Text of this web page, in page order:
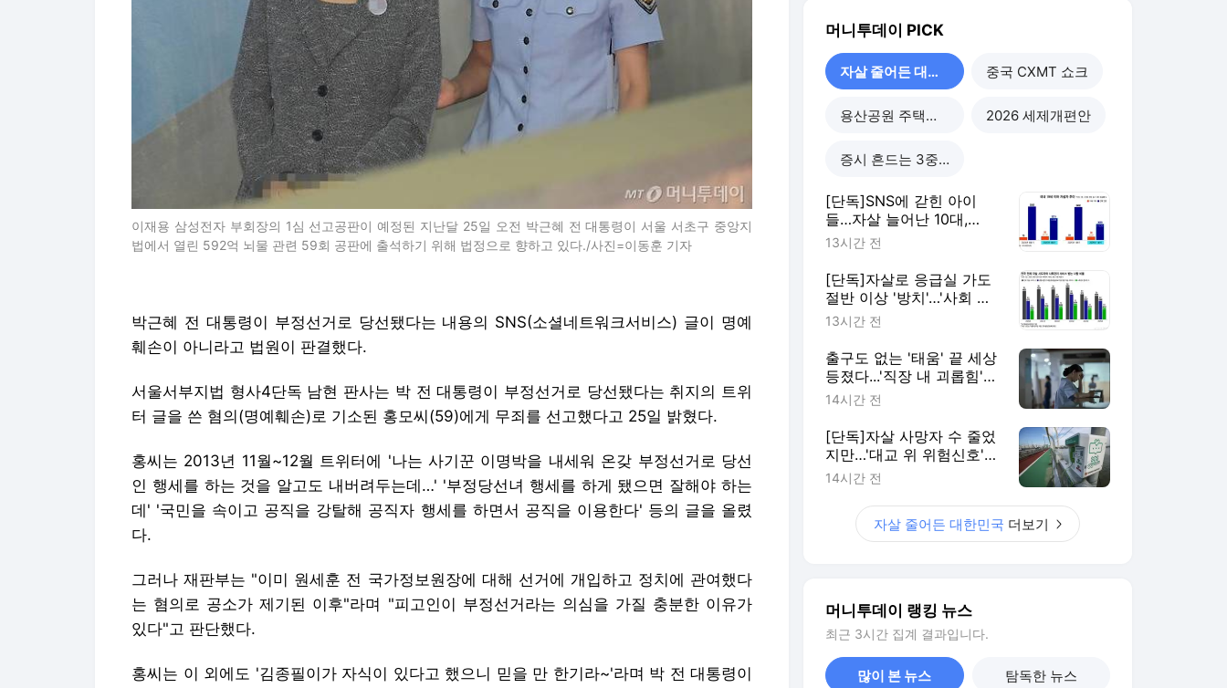
이재용 삼성전자 부회장의 1심 선고공판이 예정된 지난달 25일 오전 박근혜 전 대통령이 서울 서초구 중앙지
법에서 열린 592억 뇌물 관련 59회 공판에 출석하기 위해 법정으로 향하고 있다./사진=이동훈 기자
박근혜 전 대통령이 부정선거로 당선됐다는 내용의 SNS(소셜네트워크서비스) 글이 명예
훼손이 아니라고 법원이 판결했다.
서울서부지법 형사4단독 남현 판사는 박 전 대통령이 부정선거로 당선됐다는 취지의 트위
터 글을 쓴 혐의(명예훼손)로 기소된 홍모씨(59)에게 무죄를 선고했다고 25일 밝혔다.
홍씨는 2013년 11월~12월 트위터에 '나는 사기꾼 이명박을 내세워 온갖 부정선거로 당선
인 행세를 하는 것을 알고도 내버려두는데…' '부정당선녀 행세를 하게 됐으면 잘해야 하는
데' '국민을 속이고 공직을 강탈해 공직자 행세를 하면서 공직을 이용한다' 등의 글을 올렸
다.
그러나 재판부는 "이미 원세훈 전 국가정보원장에 대해 선거에 개입하고 정치에 관여했다
는 혐의로 공소가 제기된 이후"라며 "피고인이 부정선거라는 의심을 가질 충분한 이유가
있다"고 판단했다.
홍씨는 이 외에도 '김종필이가 자식이 있다고 했으니 믿을 만 한기라~'라며 박 전 대통령이
머니투데이 PICK
자살 줄어든 대한민국 중국 CXMT 쇼크
용산공원 주택공급 2026 세제개편안
증시 흔드는 3중 쏠림
[단독]SNS에 갇힌 아이
들…자살 늘어난 10대,
40%가 '대인관계' 호소
13시간 전
[단독]자살로 응급실 가도
절반 이상 '방치'…'사회 안
전망' 재설계해야
13시간 전
출구도 없는 '태움' 끝 세상
등졌다...'직장 내 괴롭힘'
더 위험한 이유
14시간 전
[단독]자살 사망자 수 줄었
지만…'대교 위 위험신호'
늘었다
14시간 전
자살 줄어든 대한민국 더보기
머니투데이 랭킹 뉴스
최근 3시간 집계 결과입니다.
많이 본 뉴스 탐독한 뉴스